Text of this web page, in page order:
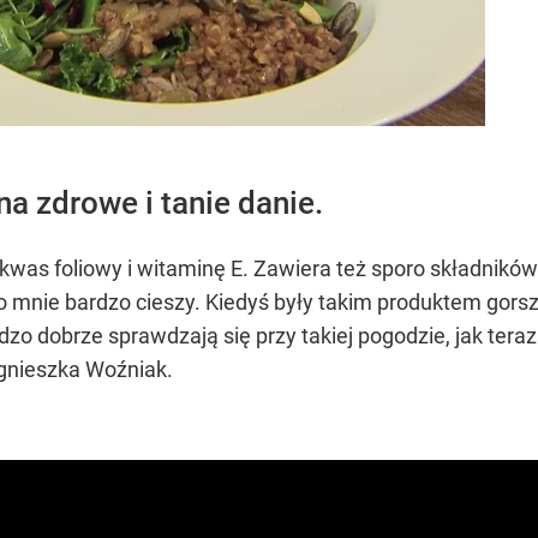
zdrowe i tanie danie.
foliowy i witaminę E. Zawiera też sporo
mnie bardzo cieszy. Kiedyś były takim produktem
dobrze sprawdzają się przy takiej pogodzie, jak
Woźniak.